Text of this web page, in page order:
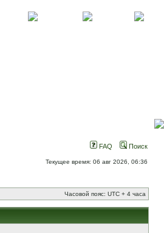
FAQ Поиск
Текущее время: 06 авг 2026, 06:36
Часовой пояс: UTC + 4 часа